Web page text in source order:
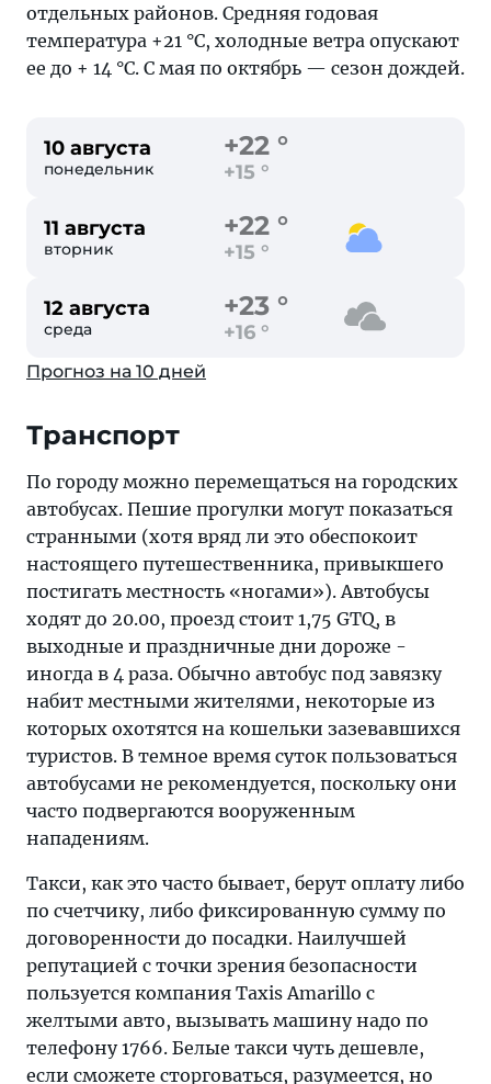
отдельных районов. Средняя годовая
температура +21 °C, холодные ветра опускают
ее до + 14 °C. С мая по октябрь — сезон дождей.
10 августа
понедельник
+22 °
+15 °
11 августа
вторник
+22 °
+15 °
12 августа
среда
+23 °
+16 °
Прогноз на 10 дней
Транспорт
По городу можно перемещаться на городских
автобусах. Пешие прогулки могут показаться
странными (хотя вряд ли это обеспокоит
настоящего путешественника, привыкшего
постигать местность «ногами»). Автобусы
ходят до 20.00, проезд стоит 1,75 GTQ, в
выходные и праздничные дни дороже -
иногда в 4 раза. Обычно автобус под завязку
набит местными жителями, некоторые из
которых охотятся на кошельки зазевавшихся
туристов. В темное время суток пользоваться
автобусами не рекомендуется, поскольку они
часто подвергаются вооруженным
нападениям.
Такси, как это часто бывает, берут оплату либо
по счетчику, либо фиксированную сумму по
договоренности до посадки. Наилучшей
репутацией с точки зрения безопасности
пользуется компания Taxis Amarillo с
желтыми авто, вызывать машину надо по
телефону 1766. Белые такси чуть дешевле,
если сможете сторговаться, разумеется, но